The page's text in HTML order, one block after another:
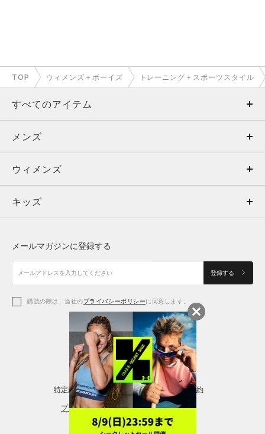
TOP ウィメンズ＋ボーイズ トレーニング＋スポーツスタイル
すべてのアイテム
メンズ
ウィメンズ
キッズ
アクセサリー
メンズ
トップス
ボトムス
アクセサリー
ウィメンズ
トップス
シューズ
アクセサリー
レギンス＆タイツ
キッズ
シューズ
メールマガジンに登録する
登録する
購読の際は、当社のプライバシーポリシーに同意します。
特定商取引法に基づく通販の表記 会員規約
プライバシーポリシー